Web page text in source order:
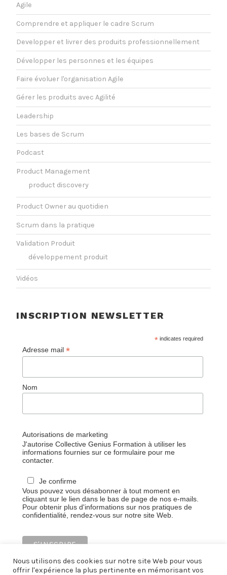
Agile
Comprendre et appliquer le cadre Scrum
Developper et livrer des produits professionnellement
Développer les personnes et les équipes
Faire évoluer l'organisation Agile
Gérer les produits avec Agilité
Leadership
Les bases de Scrum
Podcast
Product Management
product discovery
Product Owner au quotidien
Scrum dans la pratique
Validation Produit
développement produit
Vidéos
INSCRIPTION NEWSLETTER
* indicates required
Adresse mail *
Nom
Autorisations de marketing
J'autorise Collective Genius Formation à utiliser les
informations fournies sur ce formulaire pour me
contacter.
Je confirme
Vous pouvez vous désabonner à tout moment en
cliquant sur le lien dans le bas de page de nos e-mails.
Pour obtenir plus d'informations sur nos pratiques de
confidentialité, rendez-vous sur notre site Web.
Nous utilisons des cookies sur notre site Web pour vous
offrir l'expérience la plus pertinente en mémorisant vos